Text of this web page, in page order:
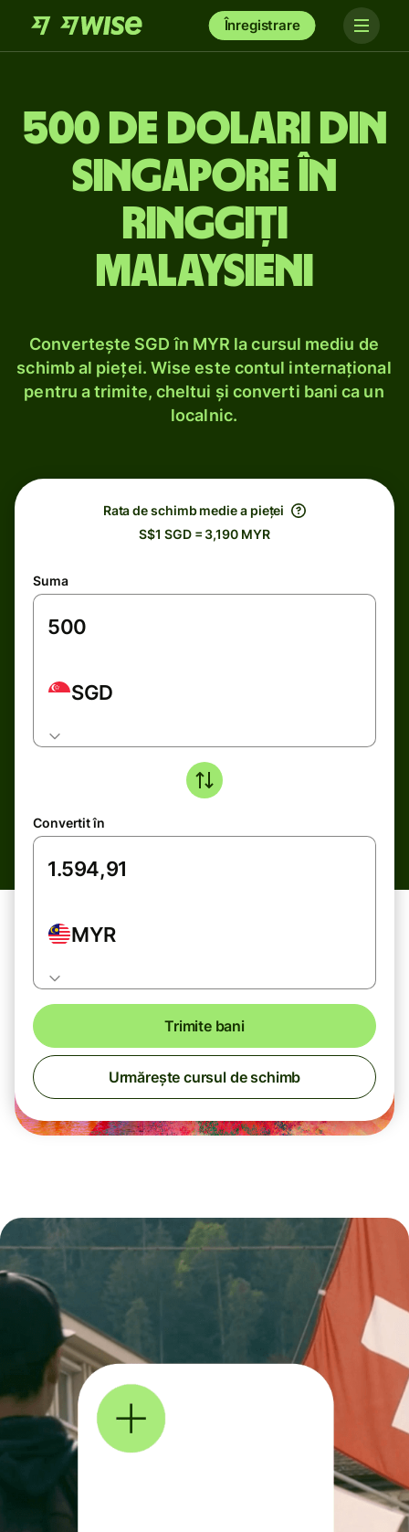
Înregistrare
500 de dolari din
Singapore în
ringgiți
malaysieni
Convertește SGD în MYR la cursul mediu de
schimb al pieței. Wise este contul internațional
pentru a trimite, cheltui și converti bani ca un
localnic.
Rata de schimb medie a pieței
S$1 SGD = 3,190 MYR
Suma
SGD
Convertit în
MYR
Trimite bani
Urmărește cursul de schimb